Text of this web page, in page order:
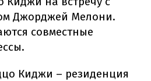
Джорджей Мелони.
совместные
Киджи – резиденция